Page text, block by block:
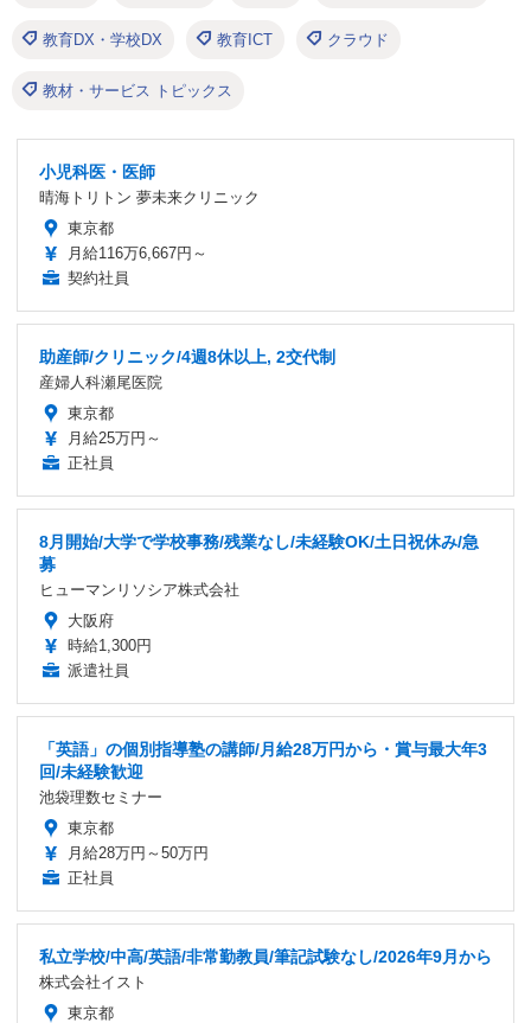
教育DX・学校DX 教育ICT クラウド
教材・サービス トピックス
小児科医・医師
晴海トリトン 夢未来クリニック
東京都
月給116万6,667円～
契約社員
助産師/クリニック/4週8休以上, 2交代制
産婦人科瀬尾医院
東京都
月給25万円～
正社員
8月開始/大学で学校事務/残業なし/未経験OK/土日祝休み/急
募
ヒューマンリソシア株式会社
大阪府
時給1,300円
派遣社員
「英語」の個別指導塾の講師/月給28万円から・賞与最大年3
回/未経験歓迎
池袋理数セミナー
東京都
月給28万円～50万円
正社員
私立学校/中高/英語/非常勤教員/筆記試験なし/2026年9月から
株式会社イスト
東京都